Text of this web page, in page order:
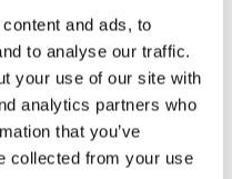
and ads, to
to analyse our traffic.
your use of our site with
analytics partners who
that you’ve
collected from your use
Ak hľadáte ozdobu
náušníc s diamantmi
si určite vyberiete tie